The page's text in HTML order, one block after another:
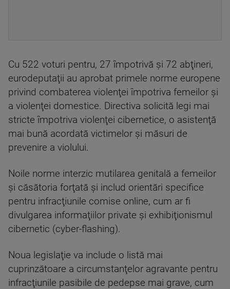
Cu 522 voturi pentru, 27 împotrivă şi 72 abţineri,
eurodeputaţii au aprobat primele norme europene
privind combaterea violenţei împotriva femeilor şi
a violenţei domestice. Directiva solicită legi mai
stricte împotriva violenţei cibernetice, o asistenţă
mai bună acordată victimelor şi măsuri de
prevenire a violului.
Noile norme interzic mutilarea genitală a femeilor
şi căsătoria forţată şi includ orientări specifice
pentru infracţiunile comise online, cum ar fi
divulgarea informaţiilor private şi exhibiţionismul
cibernetic (cyber-flashing).
Noua legislaţie va include o listă mai
cuprinzătoare a circumstanţelor agravante pentru
infracţiunile pasibile de pedepse mai grave, cum